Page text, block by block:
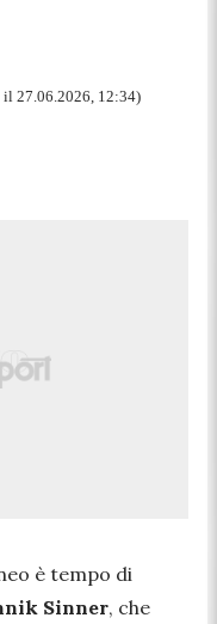
27.06.2026, 12:34)
è tempo di
Sinner, che